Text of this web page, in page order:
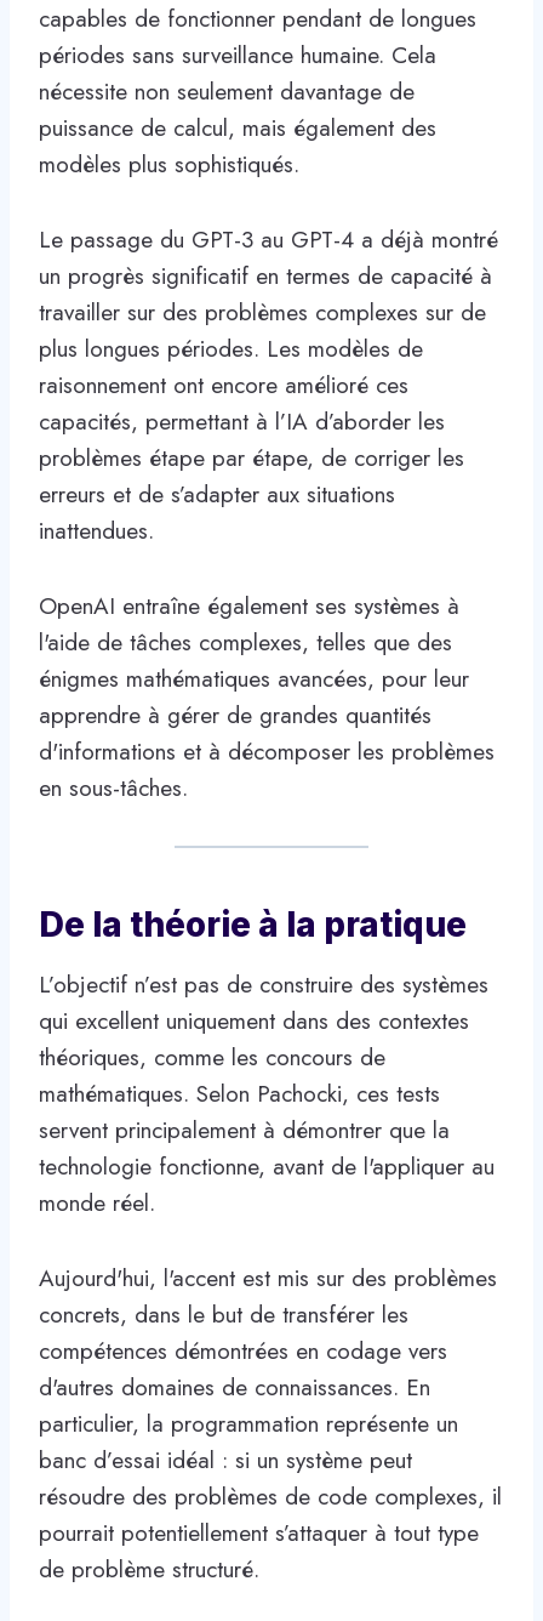
capables de fonctionner pendant de longues
périodes sans surveillance humaine. Cela
nécessite non seulement davantage de
puissance de calcul, mais également des
modèles plus sophistiqués.
Le passage du GPT-3 au GPT-4 a déjà montré
un progrès significatif en termes de capacité à
travailler sur des problèmes complexes sur de
plus longues périodes. Les modèles de
raisonnement ont encore amélioré ces
capacités, permettant à l’IA d’aborder les
problèmes étape par étape, de corriger les
erreurs et de s’adapter aux situations
inattendues.
OpenAI entraîne également ses systèmes à
l'aide de tâches complexes, telles que des
énigmes mathématiques avancées, pour leur
apprendre à gérer de grandes quantités
d'informations et à décomposer les problèmes
en sous-tâches.
De la théorie à la pratique
L’objectif n’est pas de construire des systèmes
qui excellent uniquement dans des contextes
théoriques, comme les concours de
mathématiques. Selon Pachocki, ces tests
servent principalement à démontrer que la
technologie fonctionne, avant de l'appliquer au
monde réel.
Aujourd'hui, l'accent est mis sur des problèmes
concrets, dans le but de transférer les
compétences démontrées en codage vers
d'autres domaines de connaissances. En
particulier, la programmation représente un
banc d’essai idéal : si un système peut
résoudre des problèmes de code complexes, il
pourrait potentiellement s’attaquer à tout type
de problème structuré.